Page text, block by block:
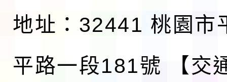
地址：32441 桃園市
平路一段181號
【交